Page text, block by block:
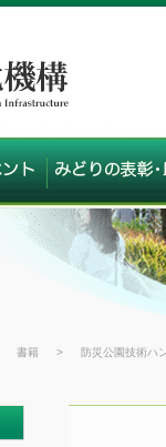
書籍 > 防災公園技術ハ